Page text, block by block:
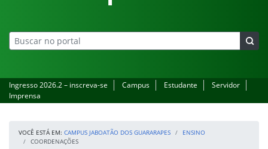
Ingresso 2026.2 – inscreva-se Campus Estudante
Servidor
Imprensa
VOCÊ ESTÁ EM: CAMPUS JABOATÃO DOS GUARARAPES
ENSINO
COORDENAÇÕES